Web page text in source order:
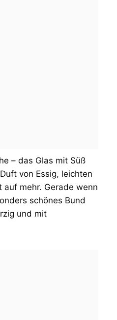
– das Glas mit Süß
von Essig, leichten
mehr. Gerade wenn
schönes Bund
und mit